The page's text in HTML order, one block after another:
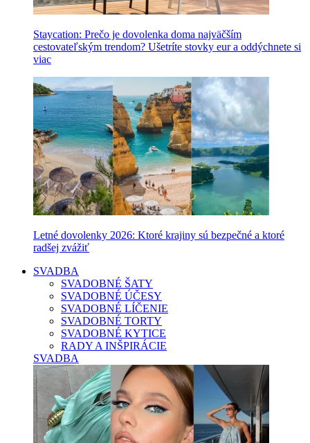
Staycation: Prečo je dovolenka doma najväčším
cestovateľským trendom? Ušetríte stovky eur a oddýchnete si
viac
Letné dovolenky 2026: Ktoré krajiny sú bezpečné a ktoré
radšej zvážiť
SVADBA
SVADOBNÉ ŠATY
SVADOBNÉ ÚČESY
SVADOBNÉ LÍČENIE
SVADOBNÉ TORTY
SVADOBNÉ KYTICE
RADY A INŠPIRÁCIE
SVADBA